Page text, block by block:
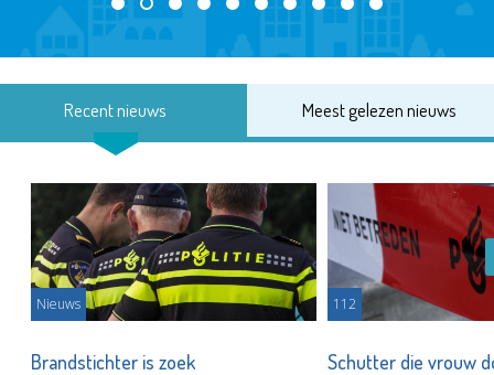
Recent nieuws Meest gelezen nieuws
Nieuws
Brandstichter is zoek
112
Schutter die vrouw